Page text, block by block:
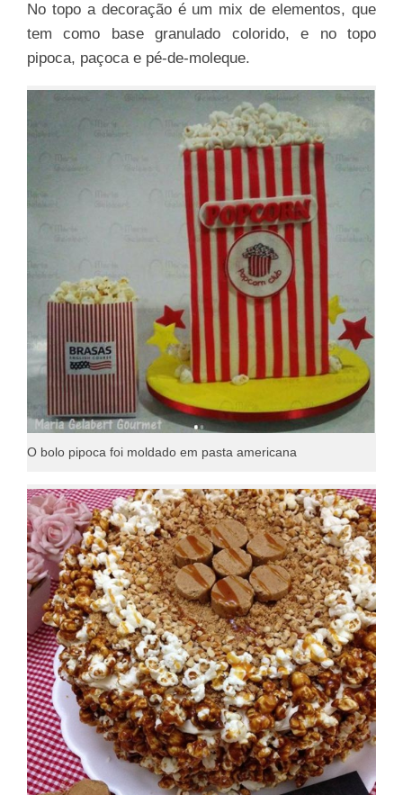
No topo a decoração é um mix de elementos, que
tem como base granulado colorido, e no topo
pipoca, paçoca e pé-de-moleque.
O bolo pipoca foi moldado em pasta americana